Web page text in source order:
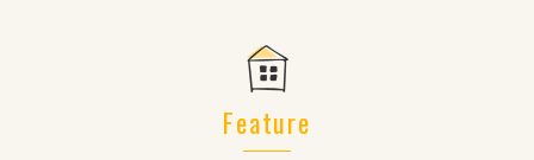
Feature